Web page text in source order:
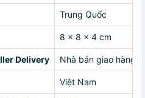
Trung Quốc
8 x 8 x 4 cm
Delivery Nhà bán giao hàng
Việt Nam